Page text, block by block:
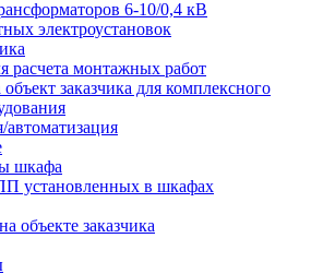
6-10/0,4 кВ
электроустановок
расчета монтажных работ
заказчика для комплексного
шкафа
установленных в шкафах
заказчика